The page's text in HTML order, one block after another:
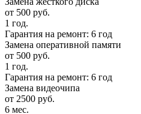
от 500 руб.
1 год.
Гарантия на ремонт: 6 год
Замена оперативной памяти
от 500 руб.
1 год.
Гарантия на ремонт: 6 год
Замена видеочипа
от 2500 руб.
6 мес.